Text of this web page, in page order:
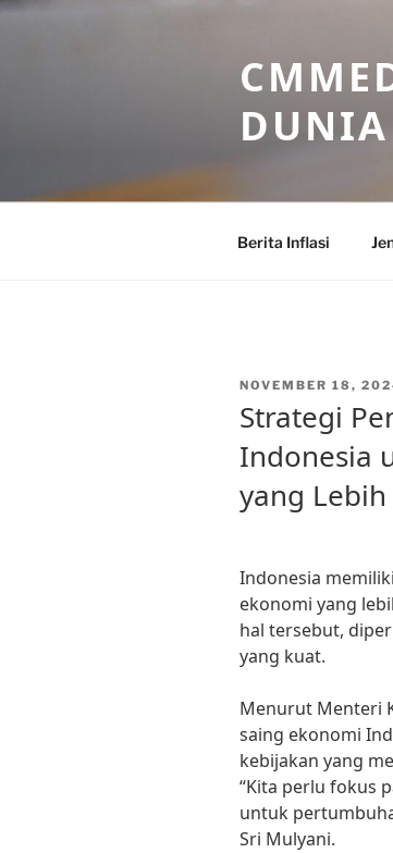
Skip
DUNIA
Berita Inflasi
POSTED
NOVEMBER 18,
Strategi
Indonesia
yang
Indonesia
ekonomi yang
hal tersebut,
yang kuat.
Menurut Menteri
saing ekonomi
kebijakan yang
“Kita perlu fokus
untuk
Sri Mulyani.